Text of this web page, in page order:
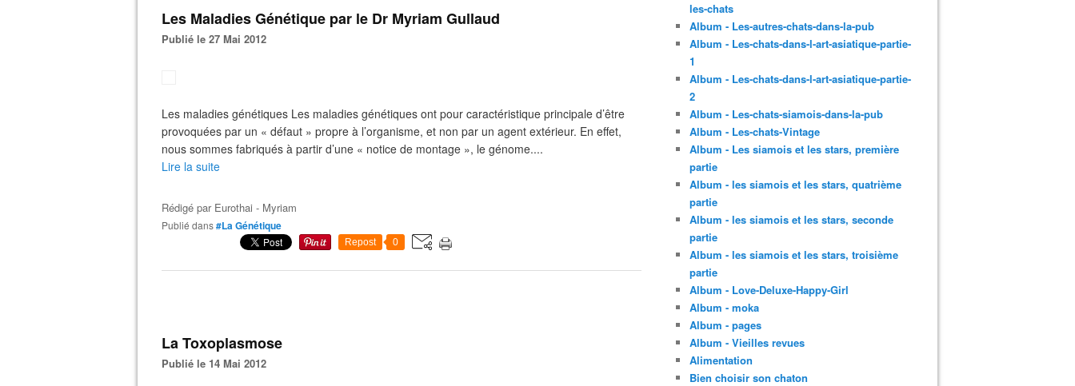
Les Maladies Génétique par le Dr Myriam Gullaud
Publié le 27 Mai 2012
Les maladies génétiques Les maladies génétiques ont pour caractéristique principale d’être
provoquées par un « défaut » propre à l’organisme, et non par un agent extérieur. En effet,
nous sommes fabriqués à partir d’une « notice de montage », le génome....
Lire la suite
Rédigé par Eurothai - Myriam
Publié dans#La Génétique
Repost 0
La Toxoplasmose
Publié le 14 Mai 2012
les-chats
Album - Les-autres-chats-dans-la-pub
Album - Les-chats-dans-l-art-asiatique-partie-
1
Album - Les-chats-dans-l-art-asiatique-partie-
2
Album - Les-chats-siamois-dans-la-pub
Album - Les-chats-Vintage
Album - Les siamois et les stars, première
partie
Album - les siamois et les stars, quatrième
partie
Album - les siamois et les stars, seconde
partie
Album - les siamois et les stars, troisième
partie
Album - Love-Deluxe-Happy-Girl
Album - moka
Album - pages
Album - Vieilles revues
Alimentation
Bien choisir son chaton